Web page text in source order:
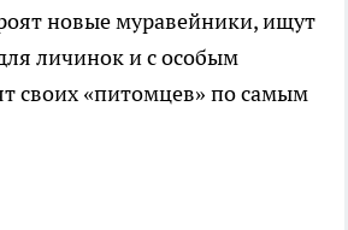
новые муравейники, ищут
личинок и с особым
своих «питомцев» по самым